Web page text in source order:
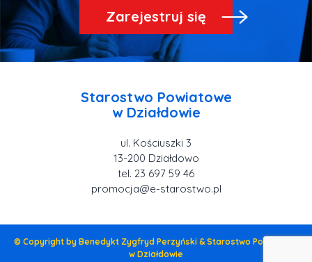
Zarejestruj się
Starostwo Powiatowe
ul. Kościuszki 3
tel. 23 697 59 46
promocja@e-starostwo.pl
© Copyright by Benedykt Zygfryd Perzyński & Starostwo Powiatowe
w Działdowie